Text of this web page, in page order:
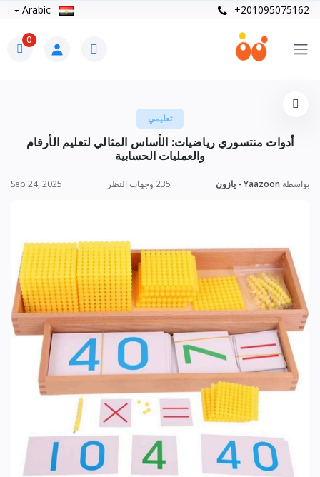
+201095075162
0
تعليمي
أدوات منتسوري رياضيات: الأساس المثالي لتعليم الأرقام
والعمليات الحسابية
بواسطة Yaazoon - يازون 235 وجهات النظر Sep 24, 2025